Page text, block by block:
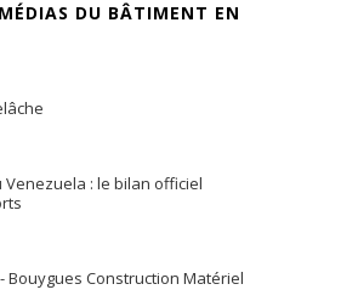
toutes ses formes a-t-
digitalisé ?
salle de bains : gagner
DU BÂTIMENT EN
: le bilan officiel
Bouygues Construction Matériel